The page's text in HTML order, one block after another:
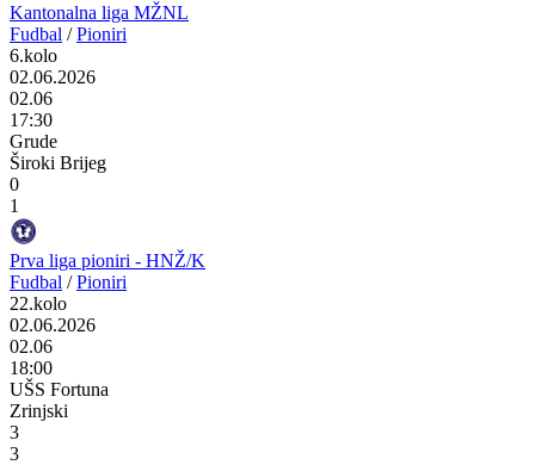
Kantonalna liga MŽNL
Fudbal / Pioniri
6.kolo
02.06.2026
02.06
17:30
Grude
Široki Brijeg
0
1
Prva liga pioniri - HNŽ/K
Fudbal / Pioniri
22.kolo
02.06.2026
02.06
18:00
UŠS Fortuna
Zrinjski
3
3